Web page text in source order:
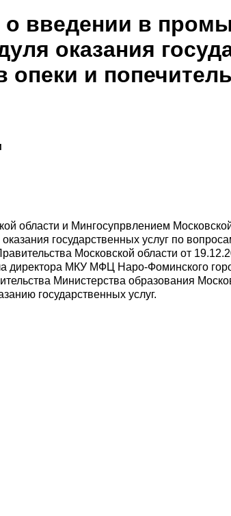
о введении в
оказания
опеки и
области и Мингосупрвлением
государственных услуг по
Московской области от
директора МКУ МФЦ Наро-Фоминского
Министерства образования
государственных услуг.